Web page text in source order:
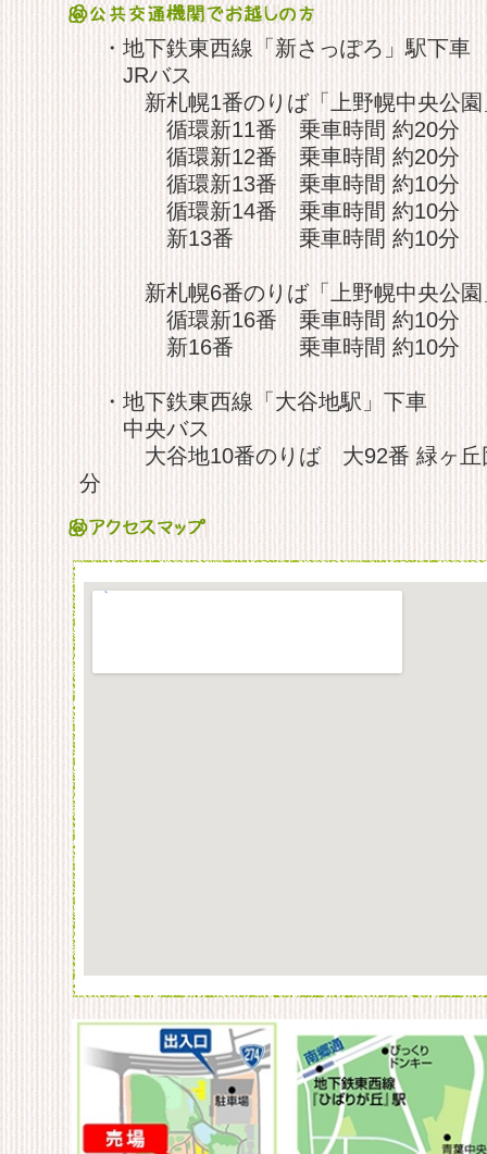
・地下鉄東西線「新さっぽろ」駅下車
JRバス
新札幌1番のりば「上野幌中央公園
循環新11番 乗⾞時間 約20分
循環新12番 乗⾞時間 約20分
循環新13番 乗⾞時間 約10分
循環新14番 乗⾞時間 約10分
新13番 乗⾞時間 約10分
新札幌6番のりば「上野幌中央公園
循環新16番 乗⾞時間 約10分
新16番 乗⾞時間 約10分
・地下鉄東西線「大谷地駅」下車
中央バス
⼤⾕地10番のりば ⼤92番 緑ヶ丘
分